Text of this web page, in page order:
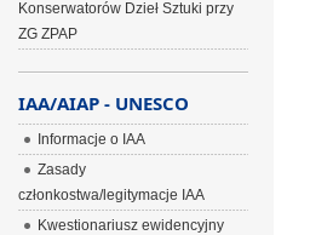
Konserwatorów Dzieł Sztuki przy
ZG ZPAP
IAA/AIAP - UNESCO
Informacje o IAA
Zasady
członkostwa/legitymacje IAA
Kwestionariusz ewidencyjny